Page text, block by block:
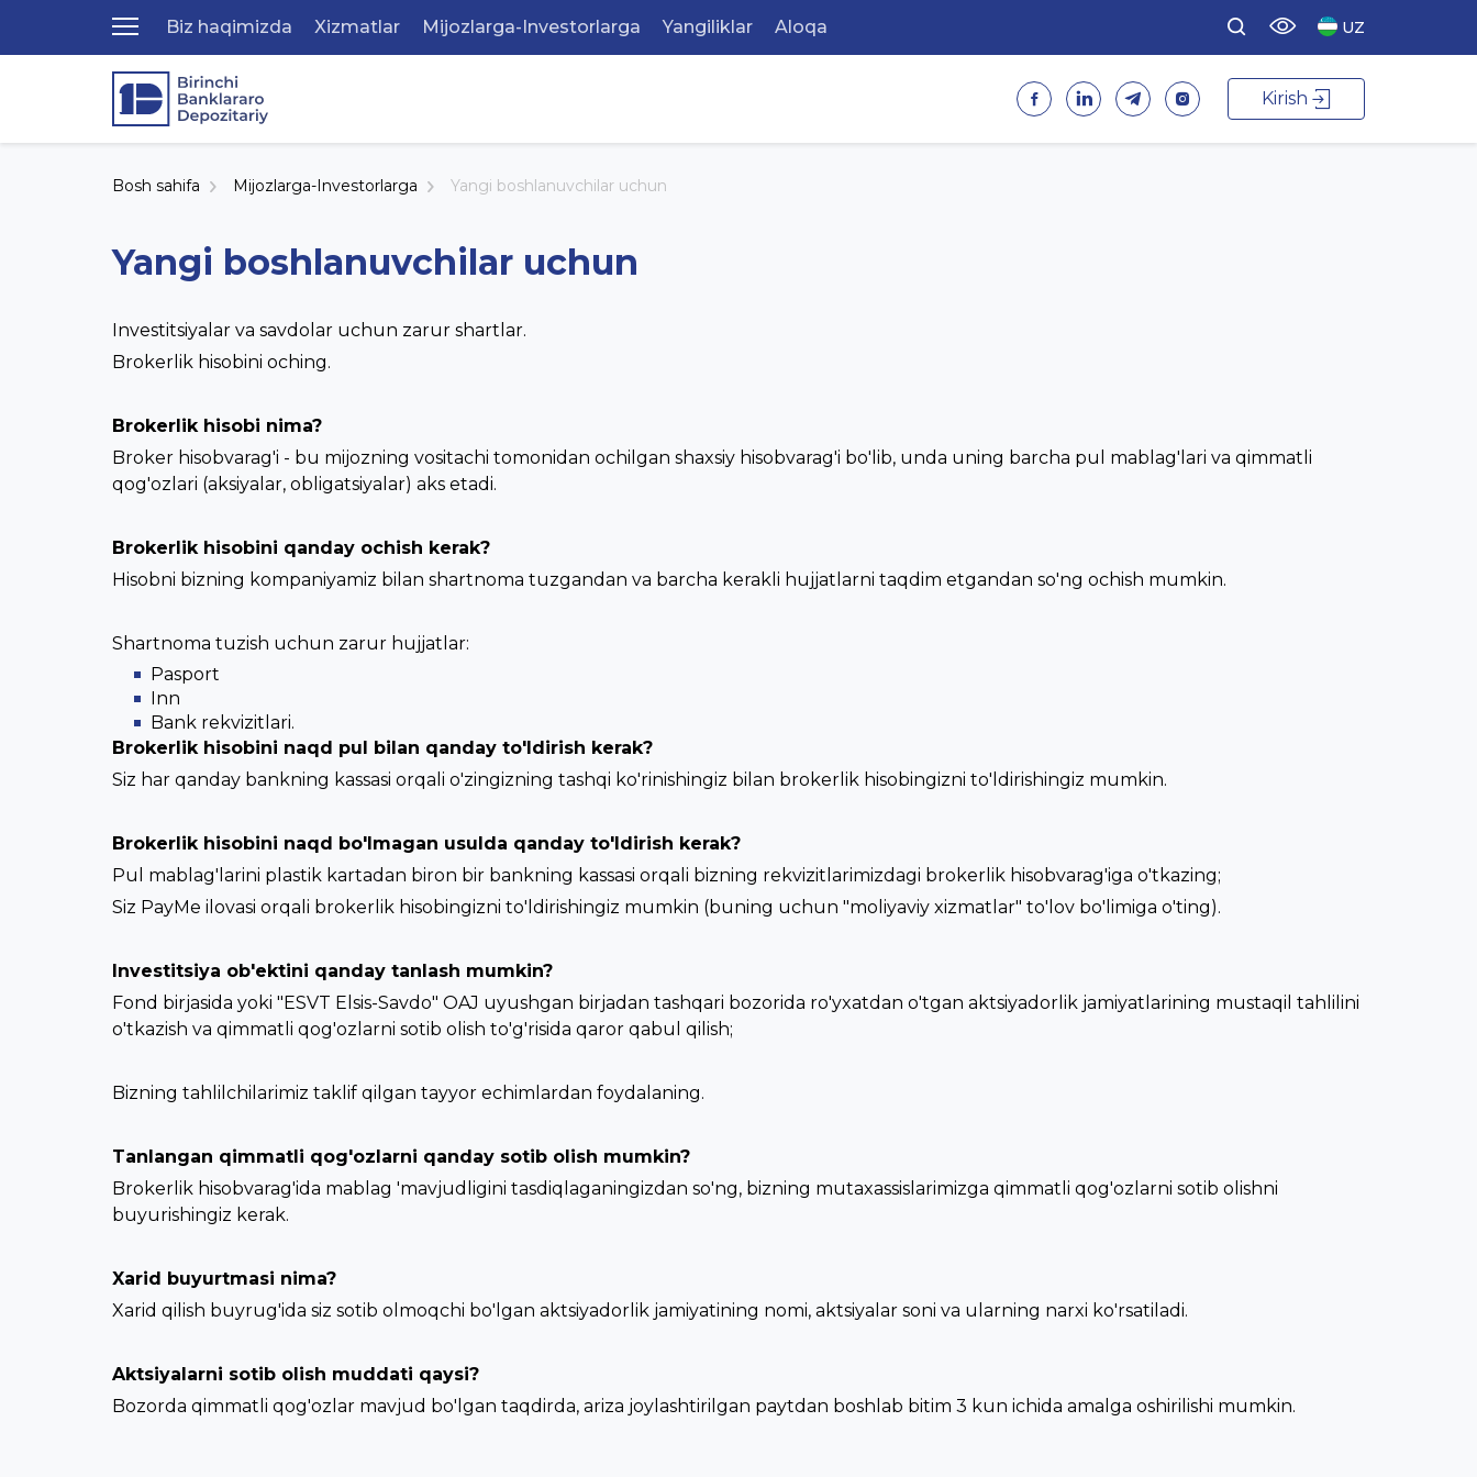
Biz haqimizda Xizmatlar Mijozlarga-Investorlarga Yangiliklar Aloqa UZ
Kirish
Bosh sahifa Mijozlarga-Investorlarga Yangi boshlanuvchilar uchun
Yangi boshlanuvchilar uchun
Investitsiyalar va savdolar uchun zarur shartlar.
Brokerlik hisobini oching.
Brokerlik hisobi nima?
Broker hisobvarag'i - bu mijozning vositachi tomonidan ochilgan shaxsiy hisobvarag'i bo'lib, unda uning barcha pul mablag'lari va qimmatli
qog'ozlari (aksiyalar, obligatsiyalar) aks etadi.
Brokerlik hisobini qanday ochish kerak?
Hisobni bizning kompaniyamiz bilan shartnoma tuzgandan va barcha kerakli hujjatlarni taqdim etgandan so'ng ochish mumkin.
Shartnoma tuzish uchun zarur hujjatlar:
Pasport
Inn
Bank rekvizitlari.
Brokerlik hisobini naqd pul bilan qanday to'ldirish kerak?
Siz har qanday bankning kassasi orqali o'zingizning tashqi ko'rinishingiz bilan brokerlik hisobingizni to'ldirishingiz mumkin.
Brokerlik hisobini naqd bo'lmagan usulda qanday to'ldirish kerak?
Pul mablag'larini plastik kartadan biron bir bankning kassasi orqali bizning rekvizitlarimizdagi brokerlik hisobvarag'iga o'tkazing;
Siz PayMe ilovasi orqali brokerlik hisobingizni to'ldirishingiz mumkin (buning uchun "moliyaviy xizmatlar" to'lov bo'limiga o'ting).
Investitsiya ob'ektini qanday tanlash mumkin?
Fond birjasida yoki "ESVT Elsis-Savdo" OAJ uyushgan birjadan tashqari bozorida ro'yxatdan o'tgan aktsiyadorlik jamiyatlarining mustaqil tahlilini
o'tkazish va qimmatli qog'ozlarni sotib olish to'g'risida qaror qabul qilish;
Bizning tahlilchilarimiz taklif qilgan tayyor echimlardan foydalaning.
Tanlangan qimmatli qog'ozlarni qanday sotib olish mumkin?
Brokerlik hisobvarag'ida mablag 'mavjudligini tasdiqlaganingizdan so'ng, bizning mutaxassislarimizga qimmatli qog'ozlarni sotib olishni
buyurishingiz kerak.
Xarid buyurtmasi nima?
Xarid qilish buyrug'ida siz sotib olmoqchi bo'lgan aktsiyadorlik jamiyatining nomi, aktsiyalar soni va ularning narxi ko'rsatiladi.
Aktsiyalarni sotib olish muddati qaysi?
Bozorda qimmatli qog'ozlar mavjud bo'lgan taqdirda, ariza joylashtirilgan paytdan boshlab bitim 3 kun ichida amalga oshirilishi mumkin.